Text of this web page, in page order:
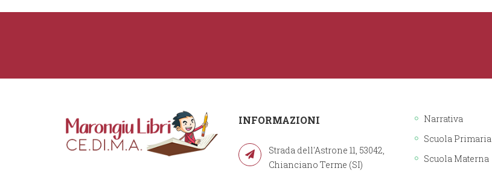
INFORMAZIONI
Strada dell'Astrone 11, 53042,
Chianciano Terme (SI)
Narrativa
Scuola Primaria
Scuola Materna